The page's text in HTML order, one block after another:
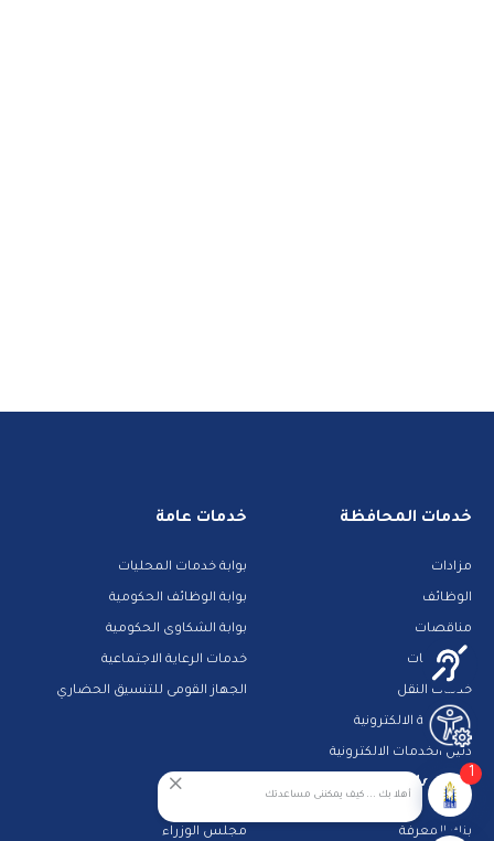
خدمات المحافظة
مزادات
الوظائف
مناقصات
حجز جبانات
خدمات النقل
المشاركة الالكترونية
دليل الخدمات الالكترونية
خدمات عامة
بوابة خدمات المحليات
بوابة الوظائف الحكومية
بوابة الشكاوى الحكومية
خدمات الرعاية الاجتماعية
الجهاز القومى للتنسيق الحضاري
معلومات تهمك
بنك المعرفة
روابط هامة
مجلس الوزراء
أهلا بك ... كيف يمكننى مساعدتك
1